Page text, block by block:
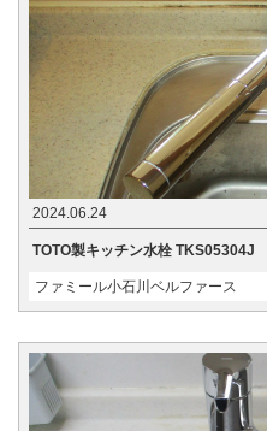
2024.06.24
TOTO製キッチン水栓 TKS05304J
ファミール小石川ベルファース